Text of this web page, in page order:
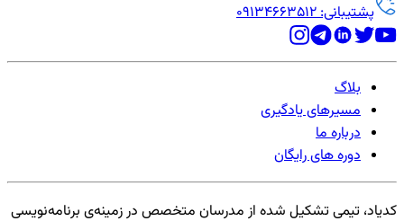
پشتیبانی: 09134663512
بلاگ
مسیرهای یادگیری
درباره ما
دوره های رایگان
کدیاد، تیمی تشکیل شده از مدرسان متخصص در زمینه‌ی برنامه‌نویسی